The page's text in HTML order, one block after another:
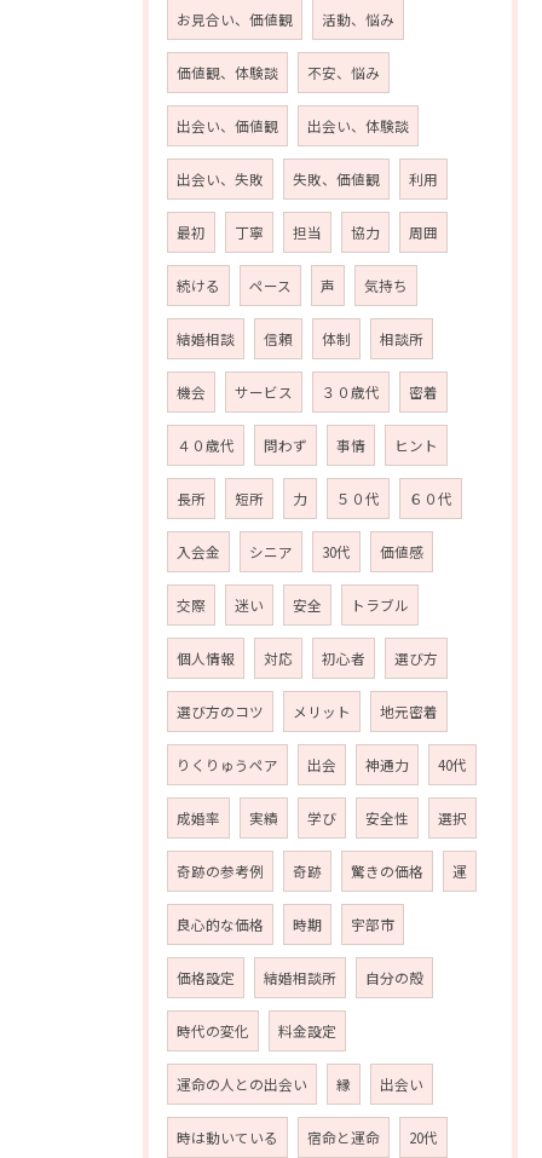
お見合い、価値観 活動、悩み
価値観、体験談 不安、悩み
出会い、価値観 出会い、体験談
出会い、失敗 失敗、価値観 利用
最初 丁寧 担当 協力 周囲
続ける ペース 声 気持ち
結婚相談 信頼 体制 相談所
機会 サービス ３０歳代 密着
４０歳代 問わず 事情 ヒント
長所 短所 力 ５０代 ６０代
入会金 シニア 30代 価値感
交際 迷い 安全 トラブル
個人情報 対応 初心者 選び方
選び方のコツ メリット 地元密着
りくりゅうペア 出会 神通力 40代
成婚率 実績 学び 安全性 選択
奇跡の参考例 奇跡 驚きの価格 運
良心的な価格 時期 宇部市
価格設定 結婚相談所 自分の殻
時代の変化 料金設定
運命の人との出会い 縁 出会い
時は動いている 宿命と運命 20代
お問い合わせはこちら